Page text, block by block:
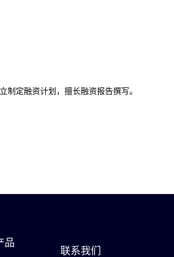
制定融资计划，擅长融资报告撰写。
品
联系我们